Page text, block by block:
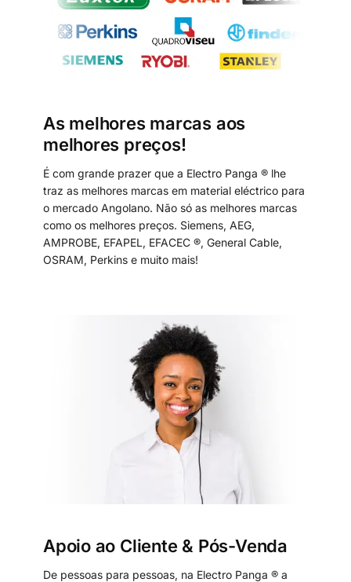
As melhores marcas aos
melhores preços!
É com grande prazer que a Electro Panga ® lhe
traz as melhores marcas em material eléctrico para
o mercado Angolano. Não só as melhores marcas
como os melhores preços. Siemens, AEG,
AMPROBE, EFAPEL, EFACEC ®, General Cable,
OSRAM, Perkins e muito mais!
Apoio ao Cliente & Pós-Venda
De pessoas para pessoas, na Electro Panga ® a